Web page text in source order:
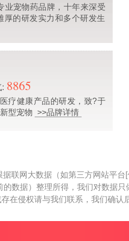
业宠物药品牌，十年来深受
厚的研发实力和多个研发生
: 8865
疗健康产品的研发，致?于
型宠物 >>品牌详情
据联网大数据（如第三方网站平
数据）整理所得，我们对数据
在侵权请与我们联系，我们确认